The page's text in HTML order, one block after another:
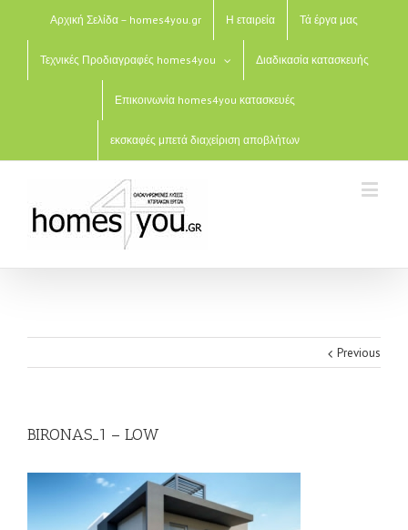
Αρχική Σελίδα – homes4you.gr Η εταιρεία Τά έργα μας
Τεχνικές Προδιαγραφές homes4you Διαδικασία κατασκευής
Επικοινωνία homes4you κατασκευές
εκσκαφές μπετά διαχείριση αποβλήτων
Previous
BIRONAS_1 – LOW